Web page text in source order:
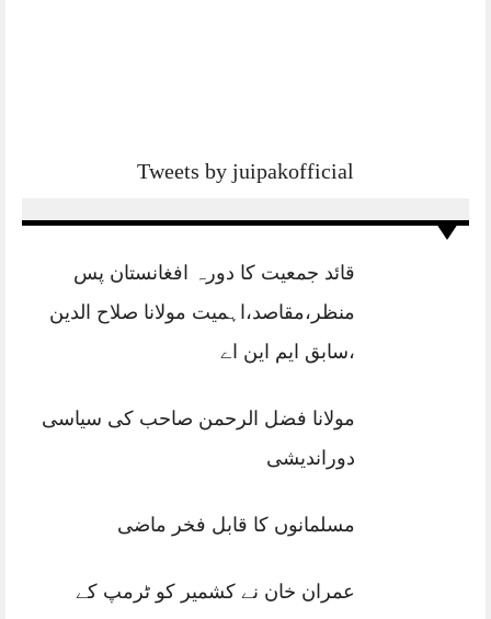
Tweets by juipakofficial
قائد جمعیت کا دورہ افغانستان پس
منظر،مقاصد،اہمیت مولانا صلاح الدین
،سابق ایم این اے
مولانا فضل الرحمن صاحب کی سیاسی
دوراندیشی
مسلمانوں کا قابل فخر ماضی
عمران خان نے کشمیر کو ٹرمپ کے